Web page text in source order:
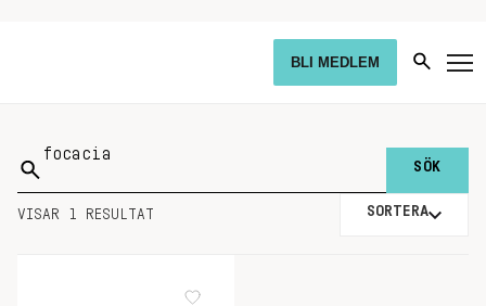
BLI MEDLEM
Sök
på:
VISAR 1 RESULTAT SORTERA